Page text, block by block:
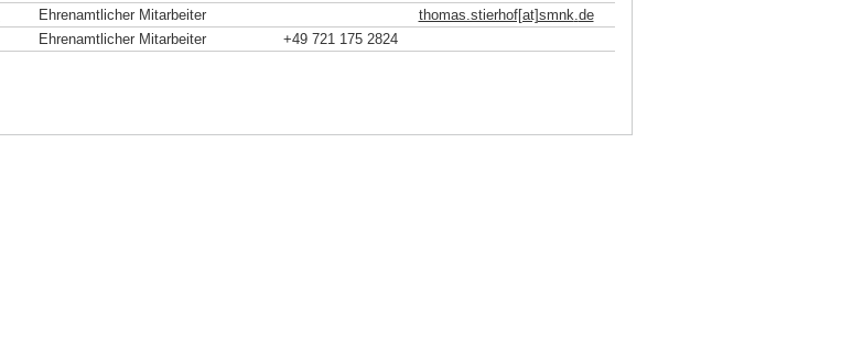
Ehrenamtlicher Mitarbeiter thomas.stierhof[at]smnk.de
Ehrenamtlicher Mitarbeiter +49 721 175 2824